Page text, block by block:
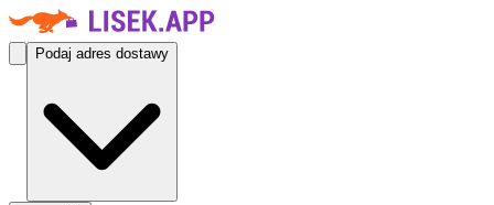
Podaj adres dostawy